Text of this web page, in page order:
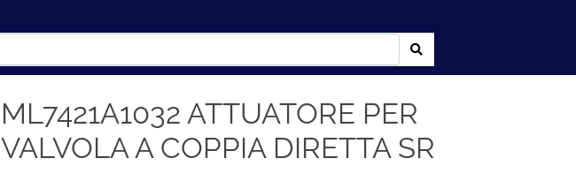
ML7421A1032 ATTUATORE PER
VALVOLA A COPPIA DIRETTA SR